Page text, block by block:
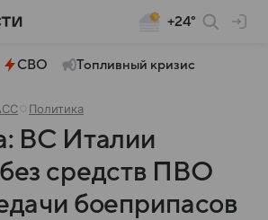
+24°
СВО Топливный кризис
Политика
ВС Италии
средств ПВО
боеприпасов